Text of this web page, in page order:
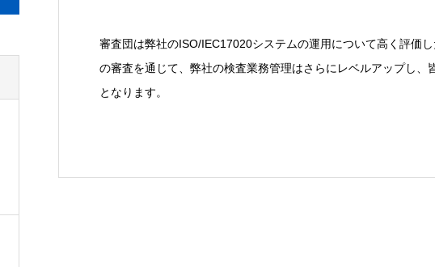
審査団は弊社のISO/IEC17020システムの運用について高く評価
の審査を通じて、弊社の検査業務管理はさらにレベルアップし
となります。